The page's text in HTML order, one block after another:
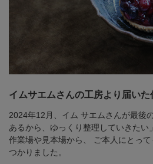
イムサエムさんの工房より届いた
2024年12月、イム サエムさんが最後
あるから、ゆっくり整理していきたい」
作業場や見本場から、
ご本人にとっ
つかりました。